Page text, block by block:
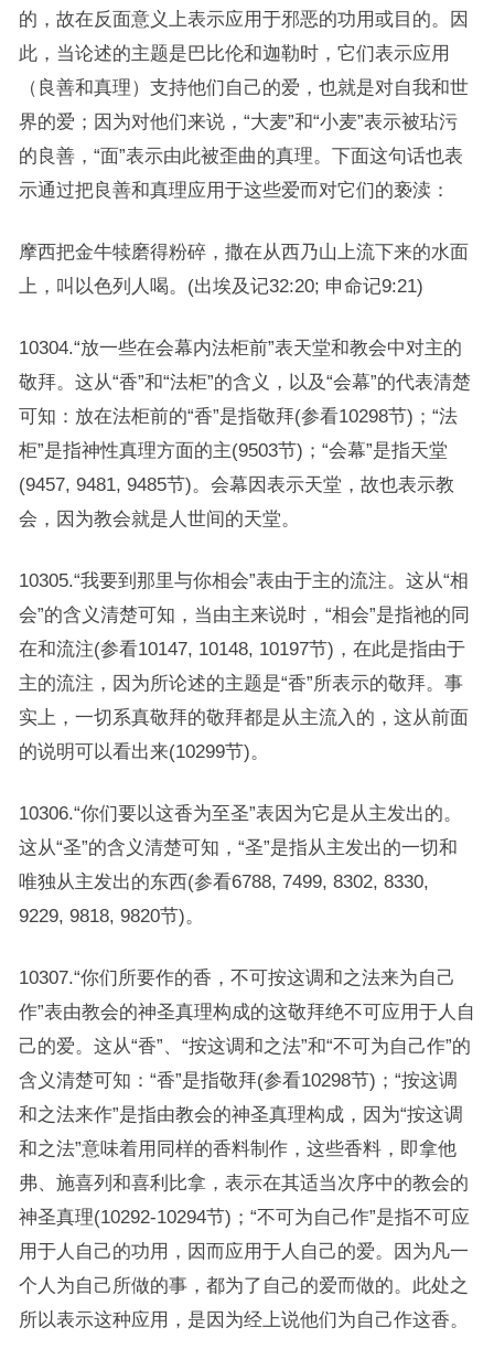
的，故在反面意义上表示应用于邪恶的功用或目的。因
此，当论述的主题是巴比伦和迦勒时，它们表示应用
（良善和真理）支持他们自己的爱，也就是对自我和世
界的爱；因为对他们来说，“大麦”和“小麦”表示被玷污
的良善，“面”表示由此被歪曲的真理。下面这句话也表
示通过把良善和真理应用于这些爱而对它们的亵渎：
摩西把金牛犊磨得粉碎，撒在从西乃山上流下来的水面
上，叫以色列人喝。(出埃及记32:20; 申命记9:21)
10304.“放一些在会幕内法柜前”表天堂和教会中对主的
敬拜。这从“香”和“法柜”的含义，以及“会幕”的代表清楚
可知：放在法柜前的“香”是指敬拜(参看10298节)；“法
柜”是指神性真理方面的主(9503节)；“会幕”是指天堂
(9457, 9481, 9485节)。会幕因表示天堂，故也表示教
会，因为教会就是人世间的天堂。
10305.“我要到那里与你相会”表由于主的流注。这从“相
会”的含义清楚可知，当由主来说时，“相会”是指祂的同
在和流注(参看10147, 10148, 10197节)，在此是指由于
主的流注，因为所论述的主题是“香”所表示的敬拜。事
实上，一切系真敬拜的敬拜都是从主流入的，这从前面
的说明可以看出来(10299节)。
10306.“你们要以这香为至圣”表因为它是从主发出的。
这从“圣”的含义清楚可知，“圣”是指从主发出的一切和
唯独从主发出的东西(参看6788, 7499, 8302, 8330,
9229, 9818, 9820节)。
10307.“你们所要作的香，不可按这调和之法来为自己
作”表由教会的神圣真理构成的这敬拜绝不可应用于人自
己的爱。这从“香”、“按这调和之法”和“不可为自己作”的
含义清楚可知：“香”是指敬拜(参看10298节)；“按这调
和之法来作”是指由教会的神圣真理构成，因为“按这调
和之法”意味着用同样的香料制作，这些香料，即拿他
弗、施喜列和喜利比拿，表示在其适当次序中的教会的
神圣真理(10292-10294节)；“不可为自己作”是指不可应
用于人自己的功用，因而应用于人自己的爱。因为凡一
个人为自己所做的事，都为了自己的爱而做的。此处之
所以表示这种应用，是因为经上说他们为自己作这香。